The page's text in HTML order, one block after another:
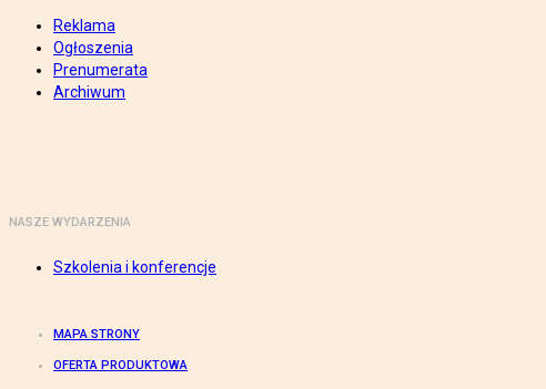
Reklama
Ogłoszenia
Prenumerata
Archiwum
NASZE WYDARZENIA
Szkolenia i konferencje
MAPA STRONY
OFERTA PRODUKTOWA